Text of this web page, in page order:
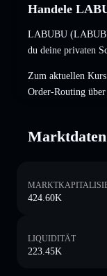
Handele
LABUBU
du deine privaten
Zum aktuellen
Order-Routing
424.60K
LIQUIDITÄT
223.45K